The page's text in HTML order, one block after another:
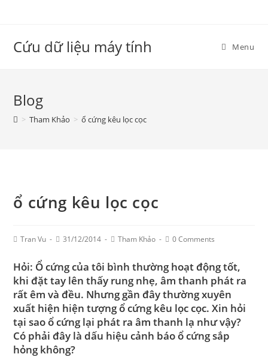
Cứu dữ liệu máy tính Menu
Blog
> Tham Khảo > ổ cứng kêu lọc cọc
ổ cứng kêu lọc cọc
PostTran Vu
Post31/12/2014
PostTham Khảo
Post0 Comments
Hỏi: Ổ cứng của tôi bình thường hoạt động tốt,
khi đặt tay lên thấy rung nhẹ, âm thanh phát ra
rất êm và đều. Nhưng gần đây thường xuyên
xuất hiện hiện tượngổ cứng kêu lọc cọc. Xin hỏi
tại sao ổ cứng lại phát ra âm thanh lạ như vậy?
Có phải đây là dấu hiệu cảnh báo ổ cứng sắp
hỏng không?